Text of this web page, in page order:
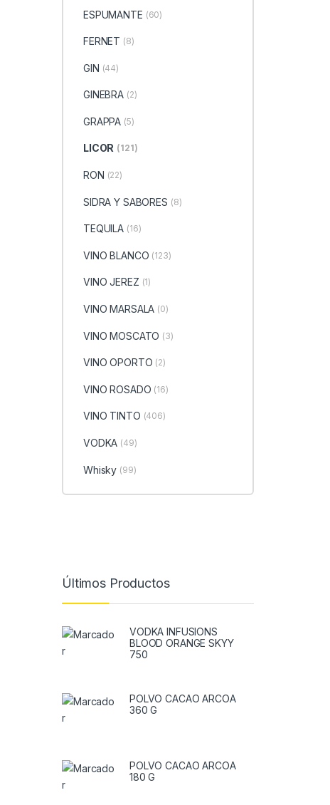
ESPUMANTE (60)
FERNET (8)
GIN (44)
GINEBRA (2)
GRAPPA (5)
LICOR (121)
RON (22)
SIDRA Y SABORES (8)
TEQUILA (16)
VINO BLANCO (123)
VINO JEREZ (1)
VINO MARSALA (0)
VINO MOSCATO (3)
VINO OPORTO (2)
VINO ROSADO (16)
VINO TINTO (406)
VODKA (49)
Whisky (99)
Últimos Productos
VODKA INFUSIONS
BLOOD ORANGE SKYY
750
POLVO CACAO ARCOA
360 G
POLVO CACAO ARCOA
180 G